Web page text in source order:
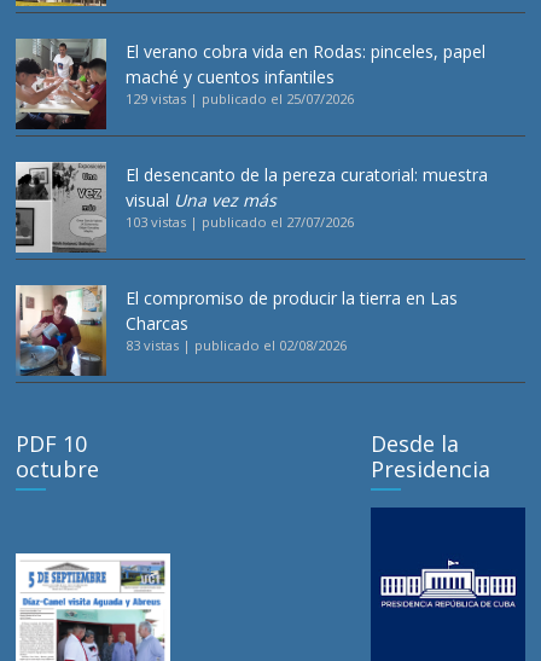
El verano cobra vida en Rodas: pinceles, papel
maché y cuentos infantiles
129 vistas | publicado el 25/07/2026
El desencanto de la pereza curatorial: muestra
visual Una vez más
103 vistas | publicado el 27/07/2026
El compromiso de producir la tierra en Las
Charcas
83 vistas | publicado el 02/08/2026
PDF 10
octubre
Desde la
Presidencia